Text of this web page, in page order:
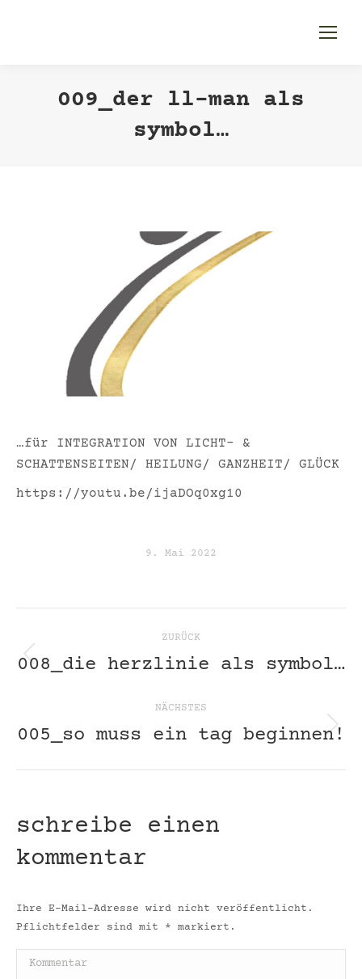
009_der ll-man als
symbol…
…für INTEGRATION VON LICHT- &
SCHATTENSEITEN/ HEILUNG/ GANZHEIT/ GLÜCK
https://youtu.be/ijaDOq0xg10
9. Mai 2022
ZURÜCK
Vorheriger
008_die herzlinie als symbol…
NÄCHSTES
Nächster
005_so muss ein tag beginnen!
schreibe einen
kommentar
Ihre E-Mail-Adresse wird nicht veröffentlicht.
Pflichtfelder sind mit * markiert.
Kommentar